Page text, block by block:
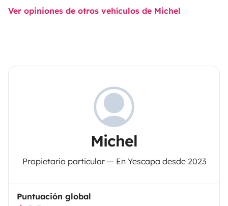
Ver opiniones de otros vehículos de Michel
Michel
Propietario particular — En Yescapa desde 2023
Puntuación global